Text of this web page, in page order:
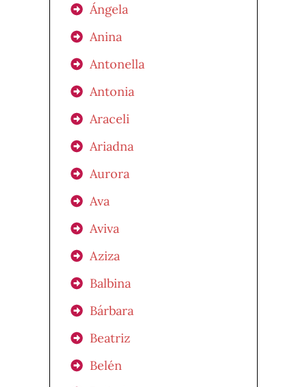
Ángela
Anina
Antonella
Antonia
Araceli
Ariadna
Aurora
Ava
Aviva
Aziza
Balbina
Bárbara
Beatriz
Belén